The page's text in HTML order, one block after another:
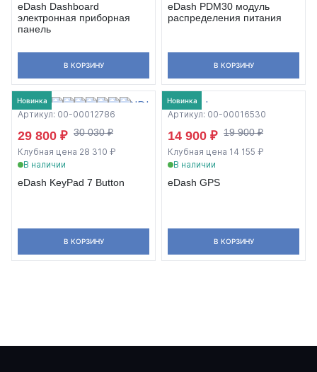
eDash Dashboard
электронная приборная
панель
В КОРЗИНУ
eDash PDM30 модуль
распределения питания
В КОРЗИНУ
Новинка
Артикул: 00-00012786
29 800 ₽ 30 030 ₽
Клубная цена 28 310 ₽
В наличии
eDash KeyPad 7 Button
В КОРЗИНУ
Новинка
Артикул: 00-00016530
14 900 ₽ 19 900 ₽
Клубная цена 14 155 ₽
В наличии
eDash GPS
В КОРЗИНУ